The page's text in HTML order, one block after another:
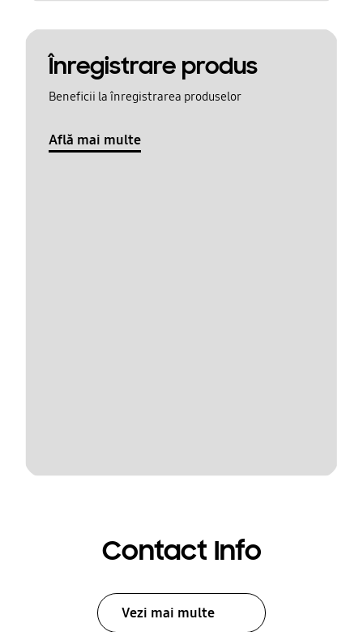
Înregistrare produs
Beneficii la înregistrarea produselor
Află mai multe
Contact Info
Vezi mai multe